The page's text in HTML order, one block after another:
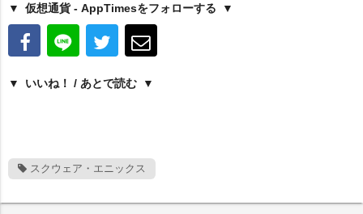
仮想通貨 - AppTimesをフォローする
いいね！ / あとで読む
スクウェア・エニックス